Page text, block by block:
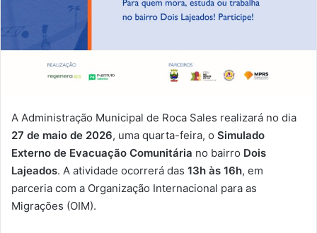
A Administração Municipal de Roca Sales realizará no dia
27 de maio de 2026, uma quarta-feira, o Simulado
Externo de Evacuação Comunitária no bairro Dois
Lajeados. A atividade ocorrerá das 13h às 16h, em
parceria com a Organização Internacional para as
Migrações (OIM).